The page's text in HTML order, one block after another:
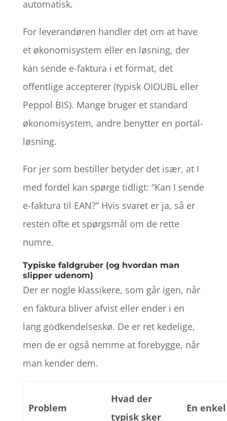
automatisk.
For leverandøren handler det om at have
et økonomisystem eller en løsning, der
kan sende e-faktura i et format, det
offentlige accepterer (typisk OIOUBL eller
Peppol BIS). Mange bruger et standard
økonomisystem, andre benytter en portal-
løsning.
For jer som bestiller betyder det især, at I
med fordel kan spørge tidligt: “Kan I sende
e-faktura til EAN?” Hvis svaret er ja, så er
resten ofte et spørgsmål om de rette
numre.
Typiske faldgruber (og hvordan man
slipper udenom)
Der er nogle klassikere, som går igen, når
en faktura bliver afvist eller ender i en
lang godkendelseskø. De er ret kedelige,
men de er også nemme at forebygge, når
man kender dem.
Problem
Hvad der
typisk sker
En